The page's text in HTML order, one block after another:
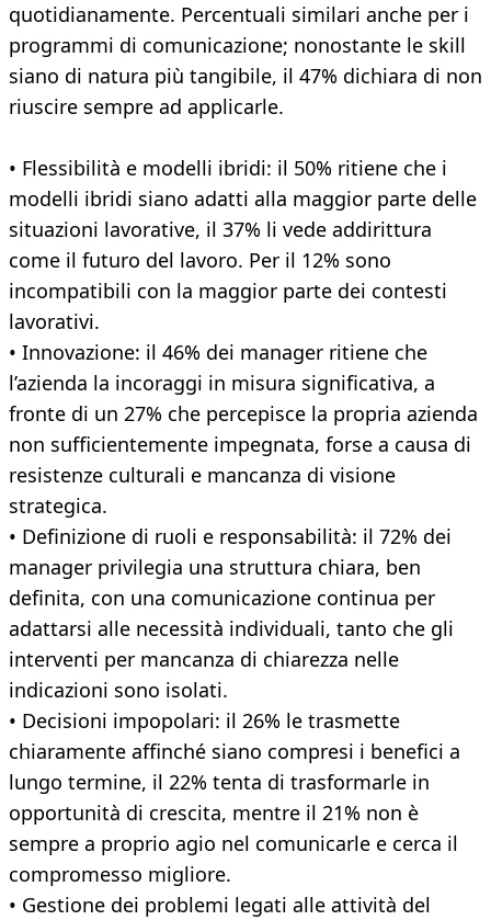
quotidianamente. Percentuali similari anche per i
programmi di comunicazione; nonostante le skill
siano di natura più tangibile, il 47% dichiara di non
riuscire sempre ad applicarle.
• Flessibilità e modelli ibridi: il 50% ritiene che i
modelli ibridi siano adatti alla maggior parte delle
situazioni lavorative, il 37% li vede addirittura
come il futuro del lavoro. Per il 12% sono
incompatibili con la maggior parte dei contesti
lavorativi.
• Innovazione: il 46% dei manager ritiene che
l’azienda la incoraggi in misura significativa, a
fronte di un 27% che percepisce la propria azienda
non sufficientemente impegnata, forse a causa di
resistenze culturali e mancanza di visione
strategica.
• Definizione di ruoli e responsabilità: il 72% dei
manager privilegia una struttura chiara, ben
definita, con una comunicazione continua per
adattarsi alle necessità individuali, tanto che gli
interventi per mancanza di chiarezza nelle
indicazioni sono isolati.
• Decisioni impopolari: il 26% le trasmette
chiaramente affinché siano compresi i benefici a
lungo termine, il 22% tenta di trasformarle in
opportunità di crescita, mentre il 21% non è
sempre a proprio agio nel comunicarle e cerca il
compromesso migliore.
• Gestione dei problemi legati alle attività del